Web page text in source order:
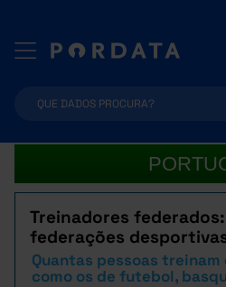
Treinadores
federações
Quantas pessoas
como os de futebol,